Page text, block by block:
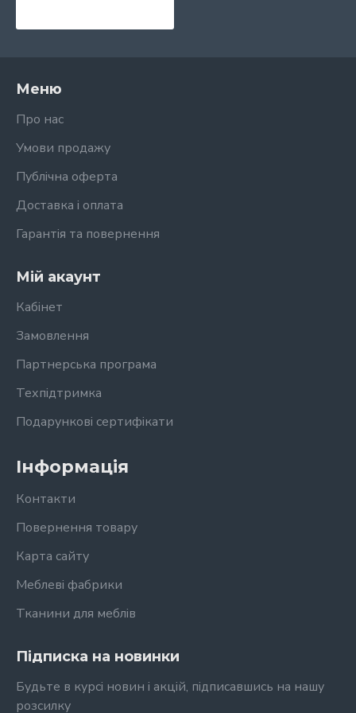
Меню
Про нас
Умови продажу
Публічна оферта
Доставка і оплата
Гарантія та повернення
Мій акаунт
Кабінет
Замовлення
Партнерська програма
Техпідтримка
Подарункові сертифікати
Інформація
Контакти
Повернення товару
Карта сайту
Меблеві фабрики
Тканини для меблів
Підписка на новинки
Будьте в курсі новин і акцій, підписавшись на нашу
розсилку